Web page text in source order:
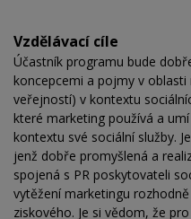
Vzdělávací cíle
Účastník programu bude
koncepcemi a pojmy v oblasti
veřejností) v kontextu
které marketing používá a
kontextu své sociální služby.
jenž dobře promyšlená a
spojená s PR poskytovateli
vytěžení marketingu
ziskového. Je si vědom, že